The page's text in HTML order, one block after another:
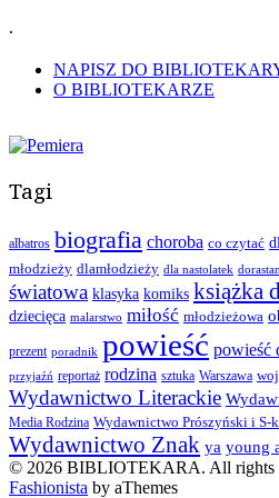
.
NAPISZ DO
O BIBLIOTEKARZE
Tagi
albatros biografia choroba co czytać
młodzieży dlamłodzieży dla nastolatek
światowa klasyka komiks książka
dziecięca malarstwo miłość młodzieżowa
prezent poradnik powieść powieść
przyjaźń reportaż rodzina sztuka Warszawa
Wydawnictwo Literackie
Media Rodzina Wydawnictwo Prószyński i S-
Wydawnictwo Znak ya young
© 2026 BIBLIOTEKARA. All rights
Fashionista by aThemes